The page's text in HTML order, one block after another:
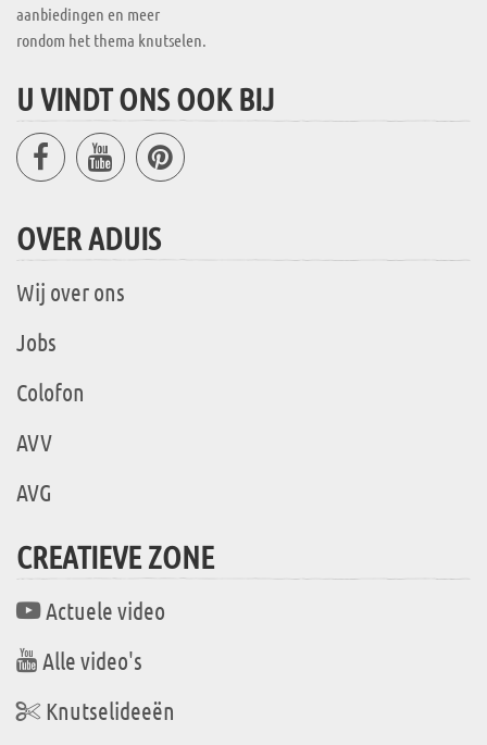
aanbiedingen en meer
rondom het thema knutselen.
U VINDT ONS OOK BIJ
OVER ADUIS
Wij over ons
Jobs
Colofon
AVV
AVG
CREATIEVE ZONE
Actuele video
Alle video's
Knutselideeën